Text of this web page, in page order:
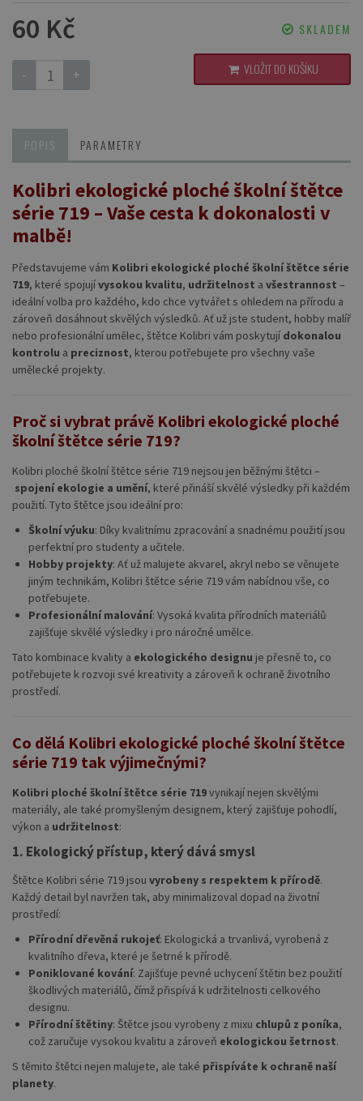
60 Kč SKLADEM
- + VLOŽIT DO KOŠÍKU
POPIS PARAMETRY
Kolibri ekologické ploché školní štětce
série 719 – Vaše cesta k dokonalosti v
malbě!
Představujeme vám Kolibri ekologické ploché školní štětce série
719, které spojujívysokou kvalitu, udržitelnost a všestrannost –
ideální volba pro každého, kdo chce vytvářet s ohledem na přírodu a
zároveň dosáhnout skvělých výsledků. Ať už jste student, hobby malíř
nebo profesionální umělec, štětce Kolibri vám poskytují dokonalou
kontrolu a preciznost, kterou potřebujete pro všechny vaše
umělecké projekty.
Proč si vybrat právě Kolibri ekologické ploché
školní štětce série 719?
Kolibri ploché školní štětce série 719 nejsou jen běžnými štětci –
spojení ekologie a umění, které přináší skvělé výsledky při každém
použití. Tyto štětce jsou ideální pro:
Školní výuku: Díky kvalitnímu zpracování a snadnému použití jsou
perfektní pro studenty a učitele.
Hobby projekty: Ať už malujete akvarel, akryl nebo se věnujete
jiným technikám, Kolibri štětce série 719 vám nabídnou vše, co
potřebujete.
Profesionální malování: Vysoká kvalita přírodních materiálů
zajišťuje skvělé výsledky i pro náročné umělce.
Tato kombinace kvality a ekologického designu je přesně to, co
potřebujete k rozvoji své kreativity a zároveň k ochraně životního
prostředí.
Co dělá Kolibri ekologické ploché školní štětce
série 719 tak výjimečnými?
Kolibri ploché školní štětce série 719vynikají nejen skvělými
materiály, ale také promyšleným designem, který zajišťuje pohodlí,
výkon a udržitelnost:
1. Ekologický přístup, který dává smysl
Štětce Kolibri série 719 jsou vyrobeny s respektem k přírodě.
Každý detail byl navržen tak, aby minimalizoval dopad na životní
prostředí:
Přírodní dřevěná rukojeť: Ekologická a trvanlivá, vyrobená z
kvalitního dřeva, které je šetrné k přírodě.
Poniklované kování: Zajišťuje pevné uchycení štětin bez použití
škodlivých materiálů, čímž přispívá k udržitelnosti celkového
designu.
Přírodní štětiny: Štětce jsou vyrobeny z mixu chlupů z poníka,
což zaručuje vysokou kvalitu a zároveň ekologickou šetrnost.
S těmito štětci nejen malujete, ale také přispíváte k ochraně naší
planety.